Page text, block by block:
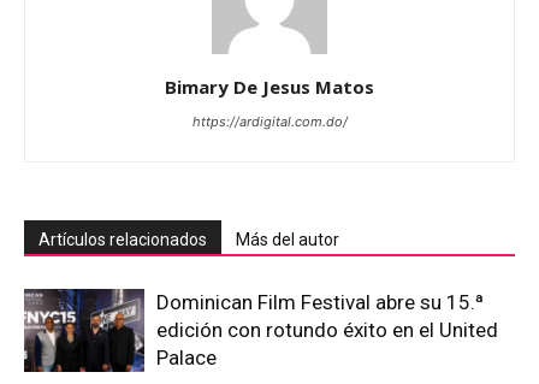
Bimary De Jesus Matos
https://ardigital.com.do/
Artículos relacionados Más del autor
Dominican Film Festival abre su 15.ª
edición con rotundo éxito en el United
Palace